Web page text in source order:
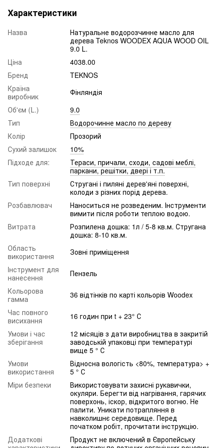
Характеристики
Назва
Натуральне водорозчинне масло для
дерева Teknos WOODEX AQUA WOOD OIL
9.0 L.
Ціна
4038.00
Бренд
TEKNOS
Країна
виробник
Фінляндія
Об'єм (L.)
9.0
Тип
Водорочинне масло по дереву
Колір
Прозорий
Сухий залишок
10%
Підходе для:
Тераси, причали, сходи, садові меблі,
паркани, решітки, двері і т.п.
Тип поверхні
Стругані і пиляні дерев'яні поверхні,
колоди з різних порід дерева.
Розбавлювач
Наноситься не розведеним. Інструменти
вимити після роботи теплою водою.
Витрата
Розпилена дошка: 1л / 5-8 кв.м. Стругана
дошка: 8-10 кв.м.
Область
використання
Зовні приміщення
Інструмент для
нанесення
Пензель
Кольорова
гамма
36 відтінків по карті кольорів Woodex
Час повного
висихання
16 годин при t + 23° С
Умови і час
зберігання
12 місяців з дати виробництва в закритій
заводській упаковці при температурі
вище 5 ° С
Умови
використання
Відносна вологість <80%, температура> +
5 ° С
Міри безпеки
Використовувати захисні рукавички,
окуляри. Берегти від нагрівання, гарячих
поверхонь, іскор, відкритого вогню. Не
палити. Уникати потрапляння в
навколишнє середовище. Перед
початком робіт, прочитати інструкцію.
Додаткові
Продукт не включений в Європейську